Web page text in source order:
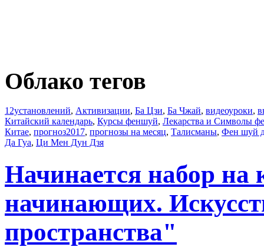
Облако тегов
12установлений, Активизации, Ба Цзи, Ба Чжай, видеоуроки,
Китайский календарь, Курсы феншуй, Лекарства и Символы
Китае, прогноз2017, прогнозы на месяц, Талисманы, Фен шуй
Да Гуа, Ци Мен Дун Дзя
Начинается набор
начинающих.
пространства"